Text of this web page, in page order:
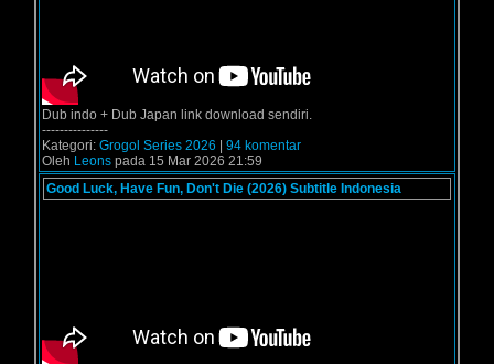
Dub indo + Dub Japan link download sendiri.
---------------
Kategori: Grogol Series 2026
94 komentar
Oleh Leons pada 15 Mar 2026 21:59
Good Luck, Have Fun, Don't Die (2026) Subtitle Indonesia